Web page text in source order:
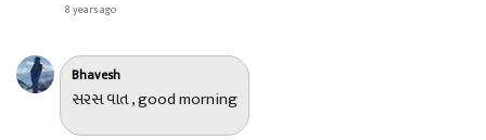
8 years ago
Bhavesh
સરસ વાત , good morning